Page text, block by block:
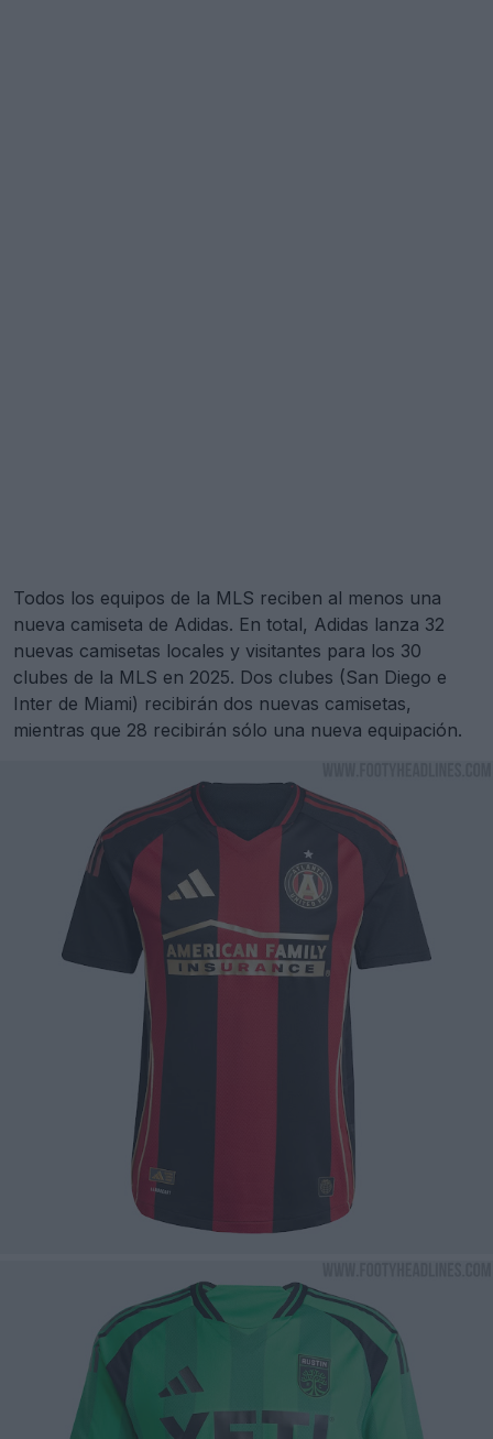
Todos los equipos de la MLS reciben al menos una
nueva camiseta de Adidas. En total, Adidas lanza 32
nuevas camisetas locales y visitantes para los 30
clubes de la MLS en 2025. Dos clubes (San Diego e
Inter de Miami) recibirán dos nuevas camisetas,
mientras que 28 recibirán sólo una nueva equipación.